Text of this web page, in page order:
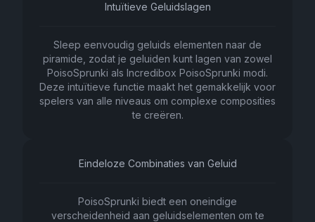
Intuïtieve Geluidslagen
Sleep eenvoudig geluids elementen naar de
piramide, zodat je geluiden kunt lagen van zowel
PoisoSprunki als Incredibox PoisoSprunki modi.
Deze intuïtieve functie maakt het gemakkelijk voor
spelers van alle niveaus om complexe composities
te creëren.
Eindeloze Combinaties van Geluid
PoisoSprunki biedt een oneindige
verscheidenheid aan geluidselementen om te